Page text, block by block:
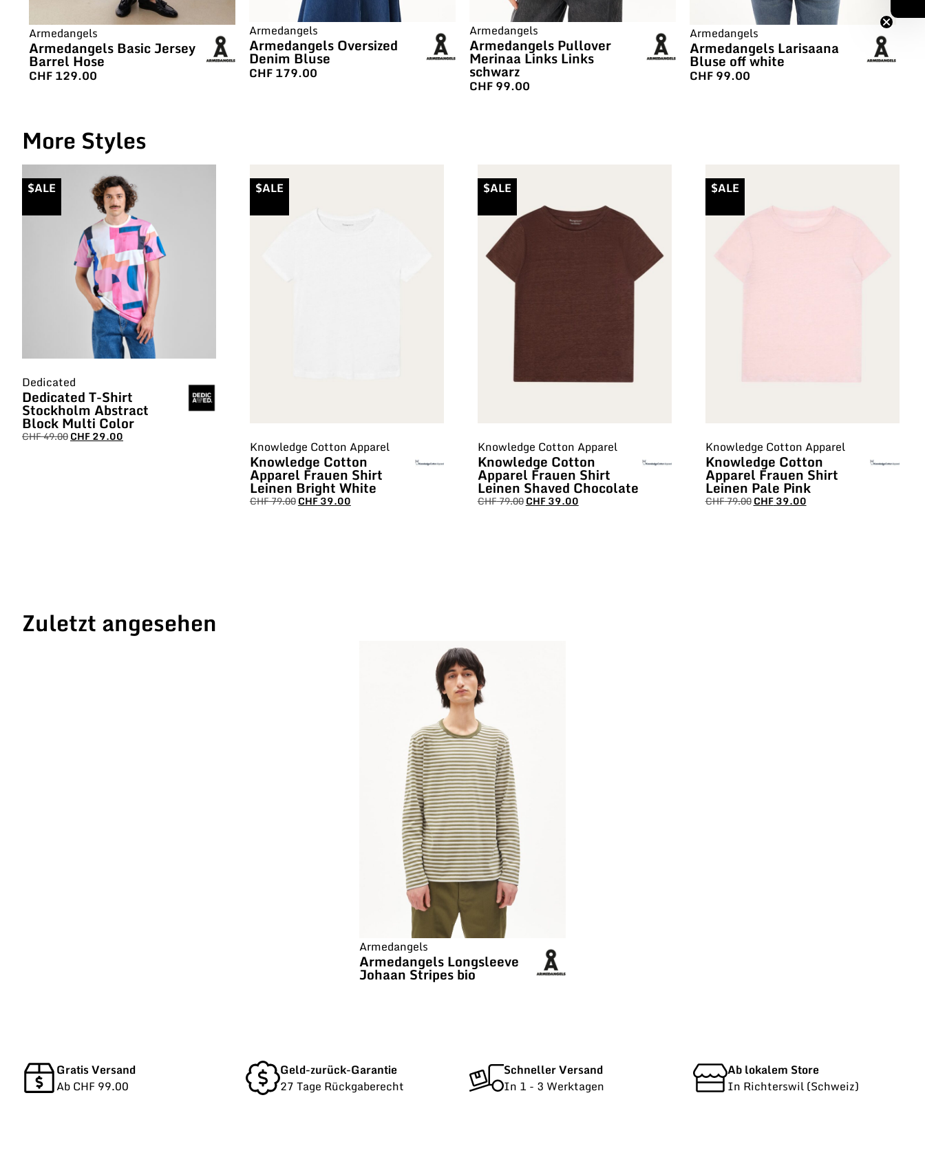
Armedangels
Armedangels Basic Jersey
Barrel Hose
CHF129.00
Armedangels
Armedangels Oversized
Denim Bluse
CHF179.00
Armedangels
Armedangels Pullover
Merinaa Links Links
schwarz
CHF99.00
Armedangels
Armedangels Larisaana
Bluse off white
CHF99.00
More Styles
$ALE
Dedicated
Dedicated T-Shirt
Stockholm Abstract
Block Multi Color
CHF49.00CHF29.00
$ALE
Knowledge Cotton Apparel
Knowledge Cotton
Apparel Frauen Shirt
Leinen Bright White
CHF79.00CHF39.00
$ALE
Knowledge Cotton Apparel
Knowledge Cotton
Apparel Frauen Shirt
Leinen Shaved Chocolate
CHF79.00CHF39.00
$ALE
Knowledge Cotton Apparel
Knowledge Cotton
Apparel Frauen Shirt
Leinen Pale Pink
CHF79.00 CHF39.00
Zuletzt angesehen
Armedangels
Armedangels Longsleeve
Johaan Stripes bio
Gratis Versand
Ab CHF 99.00
Geld-zurück-Garantie
27 Tage Rückgaberecht
Schneller Versand
In 1 - 3 Werktagen
Ab lokalem Store
In Richterswil (Schweiz)